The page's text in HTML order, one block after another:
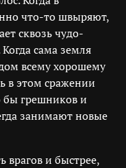
что-то швыряют,
сквозь чудо-
сама земля
всему хорошему
в этом сражении
бы грешников и
занимают новые
и быстрее,